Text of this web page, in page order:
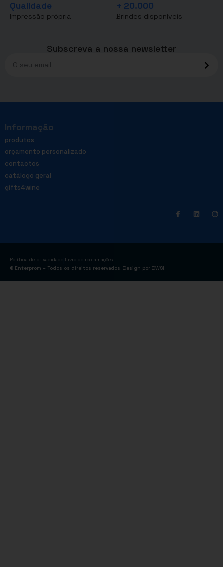
Qualidade
Impressão própria
+ 20.000
Brindes disponíveis
Subscreva a nossa newsletter
Informação
produtos
orçamento personalizado
contactos
catálogo geral
gifts4wine
Política de privacidade Livro de reclamações
© Enterprom – Todos os direitos reservados. Design por DWSI.